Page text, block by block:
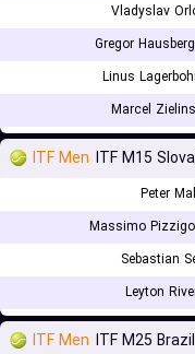
Vladyslav
Gregor
Linus
Marcel
ITF Men ITF M15
Peter
Massimo
Sebastian
Leyton
ITF Men ITF M25